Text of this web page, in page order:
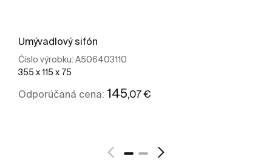
Umývadlový sifón
Číslo výrobku: A506403110
355 x 115 x 75
Odporúčaná cena: 145,07 €